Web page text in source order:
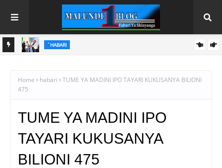
`HABARI
Home habari
TUME YA MADINI IPO TAYARI KUKUSANYA BILIONI
475
TUME YA MADINI IPO
TAYARI KUKUSANYA
BILIONI 475